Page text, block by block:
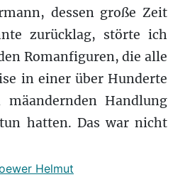
dessen große Zeit
zurücklag, störte ich
Romanfiguren, die alle
in einer über Hunderte
Handlung
hatten. Das war nicht
Helmut